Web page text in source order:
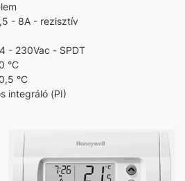
- 8A - rezisztív
- 230Vac - SPDT
°C
°C
integráló (PI)